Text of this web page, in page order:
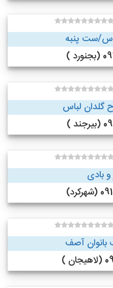
ست پنبه
)
لباس
)
و بادی
بانوان آصف
)